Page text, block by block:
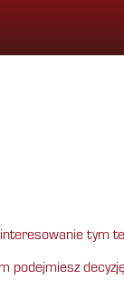
tym
podejmiesz